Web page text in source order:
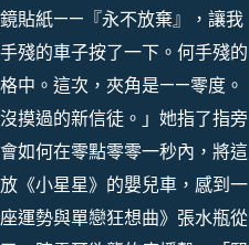
貼紙——『永不放棄』，讓我
殘的車子按了一下。何手殘的
中。這次，夾角是——零度。
摸過的新信徒。」她指了指旁
如何在零點零零一秒內，將這
《小星星》的嬰兒車，感到一
運勢與單戀狂想曲》張水瓶從